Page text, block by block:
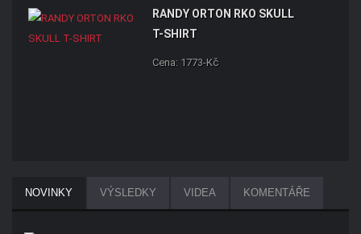
RANDY ORTON RKO SKULL
T-SHIRT
Cena: 1773-Kč
NOVINKY VÝSLEDKY VIDEA KOMENTÁŘE